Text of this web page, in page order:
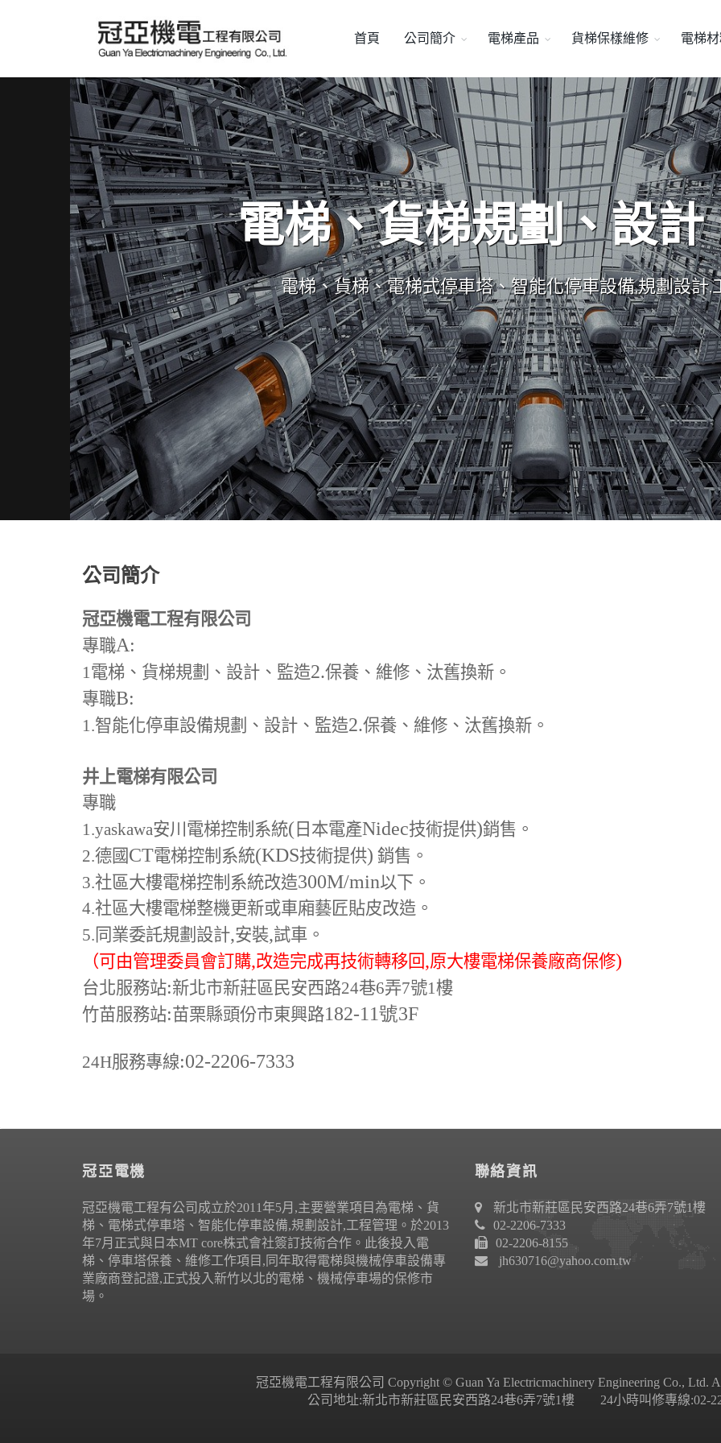
首頁 公司簡介 電梯產品 貨梯保樣維修 電梯
電梯、貨梯規劃、設計
電梯、貨梯、電梯式停車塔、智能化停車設備,規劃設計,
公司簡介
冠亞機電工程有限公司
專職A:
1電梯、貨梯規劃、設計、監造2.保養、維修、汰舊換新。
專職B:
1.智能化停車設備規劃、設計、監造2.保養、維修、汰舊換新。
井上電梯有限公司
專職
1.yaskawa安川電梯控制系統( 日本電產Nidec技術提供)銷售。
2.德國 CT電梯控制系統(KDS技術提供) 銷售。
3.社區大樓電梯控制系統改造300M/min以下。
4.社區大樓電梯整機更新或車廂藝匠貼皮改造。
5. 同業委託規劃設計,安裝,試車。
（可由管理委員會訂購,改造完成再技術轉移回,原大樓電梯保養廠商保修)
台北服務站:新北市新莊區民安西路24巷6弄7號1樓
竹苗服務站:苗栗縣頭份市東興路182-11號3F
24H服務專線:02-2206-7333
冠亞電機
冠亞機電工程有公司成立於2011年5月,主要營業項目為電梯、貨
梯、電梯式停車塔、智能化停車設備,規劃設計,工程管理。於2013
年7月正式與日本MT core株式會社簽訂技術合作。此後投入電
梯、停車塔保養、維修工作項目,同年取得電梯與機械停車設備專
業廠商登記證,正式投入新竹以北的電梯、機械停車場的保修市
場。
聯絡資訊
新北市新莊區民安西路24巷6弄7號1樓
02-2206-7333
02-2206-8155
jh630716@yahoo.com.tw
冠亞機電工程有限公司 Copyright © Guan Ya Electricmachinery Engineering Co., Ltd.
公司地址:新北市新莊區民安西路24巷6弄7號1樓 24小時叫修專線:02-